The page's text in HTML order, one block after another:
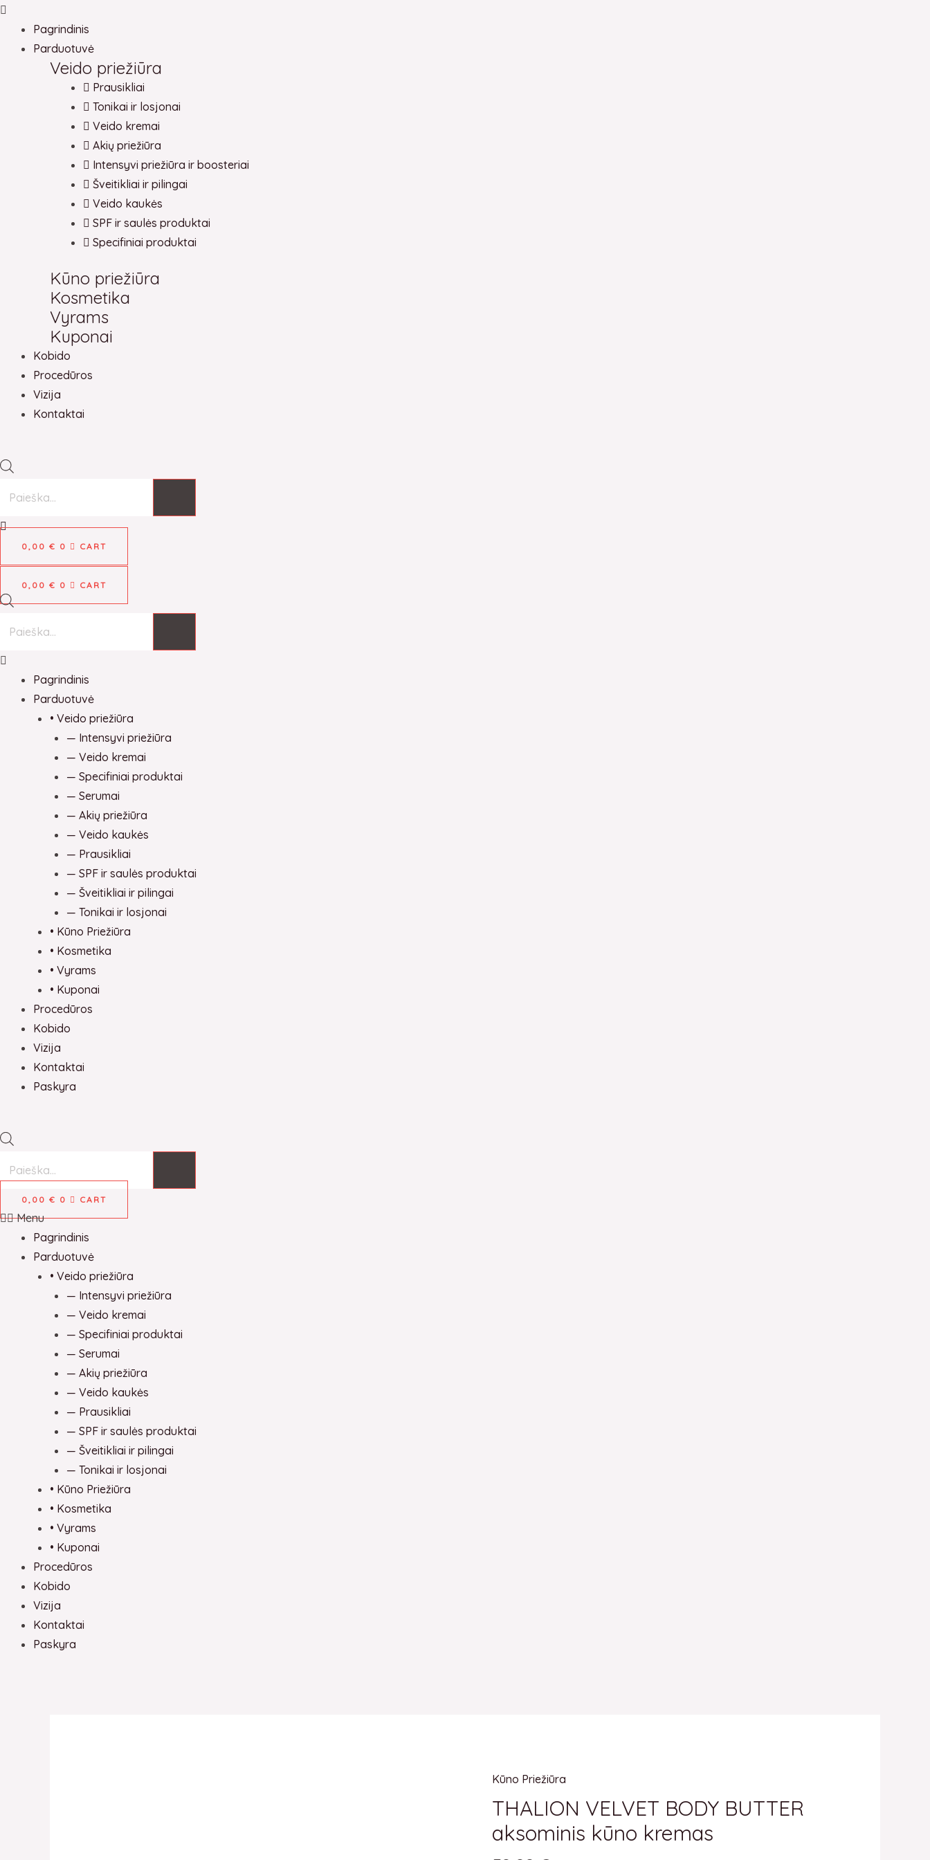
Pereiti
turinio
Main
Menu
Pagrindinis
Parduotuvė
Veido priežiūra
Prausikliai
Tonikai ir losjonai
Veido kremai
Akių priežiūra
Intensyvi priežiūra ir boosteriai
Šveitikliai ir pilingai
Veido kaukės
SPF ir saulės produktai
Specifiniai produktai
Kūno priežiūra
Kosmetika
Vyrams
Kuponai
Kobido
Procedūros
Vizija
Kontaktai
Products
search
0,00 € 0 CART
0,00 € 0 CART
Products
search
Main
Menu
Pagrindinis
Parduotuvė
• Veido priežiūra
— Intensyvi priežiūra
— Veido kremai
— Specifiniai produktai
— Serumai
— Akių priežiūra
— Veido kaukės
— Prausikliai
— SPF ir saulės produktai
— Šveitikliai ir pilingai
— Tonikai ir losjonai
• Kūno Priežiūra
• Kosmetika
• Vyrams
• Kuponai
Procedūros
Kobido
Vizija
Kontaktai
Paskyra
Products
search
0,00 € 0 CART
Menu
Pagrindinis
Parduotuvė
• Veido priežiūra
— Intensyvi priežiūra
— Veido kremai
— Specifiniai produktai
— Serumai
— Akių priežiūra
— Veido kaukės
— Prausikliai
— SPF ir saulės produktai
— Šveitikliai ir pilingai
— Tonikai ir losjonai
• Kūno Priežiūra
• Kosmetika
• Vyrams
• Kuponai
Procedūros
Kobido
Vizija
Kontaktai
Paskyra
Kūno Priežiūra
THALION VELVET BODY BUTTER
aksominis kūno kremas
produkto
kiekis:
THALION
VELVET